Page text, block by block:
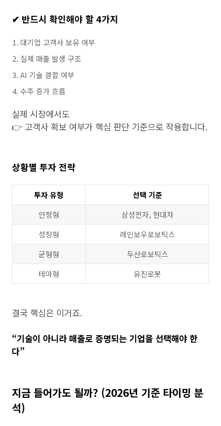
✔ 반드시 확인해야 할 4가지
대기업 고객사 보유 여부
실제 매출 발생 구조
AI 기술 결합 여부
수주 증가 흐름
실제 시장에서도
👉 고객사 확보 여부가 핵심 판단 기준으로 작용합니다.
상황별 투자 전략
투자 유형
선택 기준
안정형
삼성전자, 현대차
성장형
레인보우로보틱스
균형형
두산로보틱스
테마형
유진로봇
결국 핵심은 이거죠.
“기술이 아니라 매출로 증명되는 기업을 선택해야 한
다”
지금 들어가도 될까? (2026년 기준 타이밍 분
석)